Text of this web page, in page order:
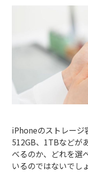
iPhoneのストレージ
512GB、1TBなどが
べるのか、どれを選
いるのではないでし